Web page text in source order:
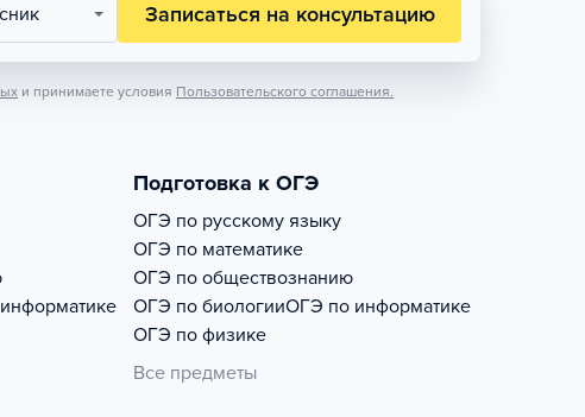
Записаться на консультацию
и принимаете условия Пользовательского соглашения.
Подготовка к ОГЭ
ОГЭ по русскому языку
ОГЭ по математике
ОГЭ по обществознанию
ОГЭ по биологииОГЭ по информатике
ОГЭ по физике
Все предметы